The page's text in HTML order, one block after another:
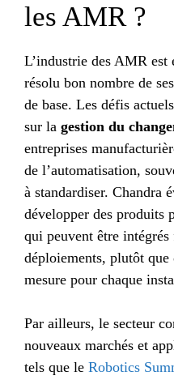
les AMR ?
L’industrie des AMR
résolu bon nombre de
de base. Les défis
sur la gestion du
entreprises
de l’automatisation,
à standardiser. Chandra
développer des produits
qui peuvent être
déploiements, plutôt que
mesure pour chaque
Par ailleurs, le secteur
nouveaux marchés et
tels que le Robotics